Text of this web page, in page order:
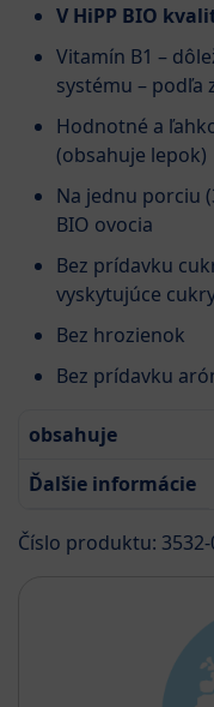
V HiPP BIO
Vitamín B1 –
systému – podľa
Hodnotné a
(obsahuje lepok)
Na jednu porciu
BIO ovocia
Bez prídavku
vyskytujúce
Bez hrozienok
Bez prídavku
obsahuje
Ďalšie informácie
Číslo produktu: 3532-